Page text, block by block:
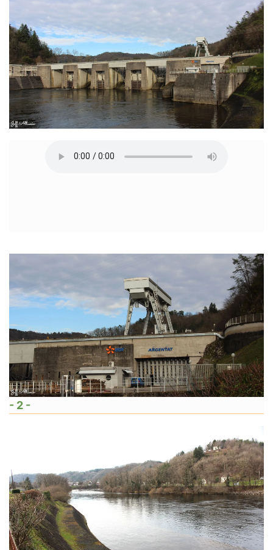
- 2 -